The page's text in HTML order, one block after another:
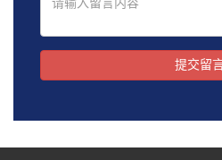
提交留